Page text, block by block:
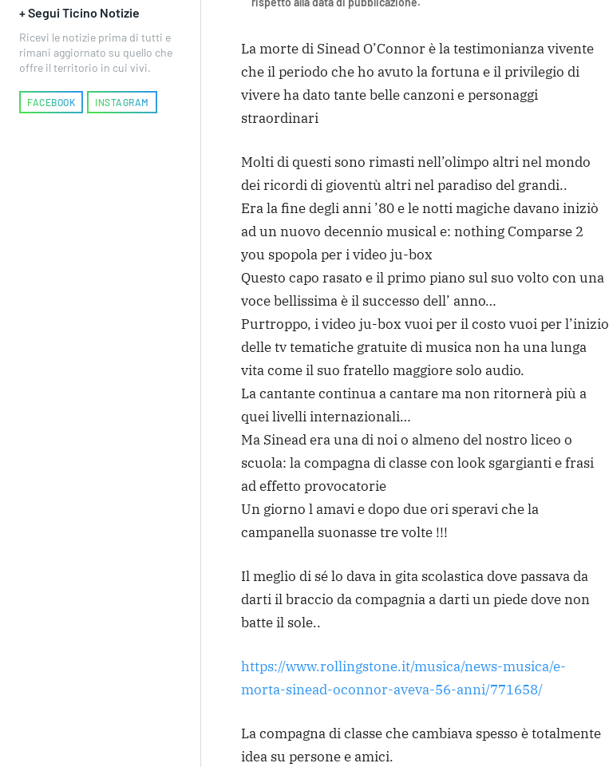
+ Segui Ticino Notizie
Ricevi le notizie prima di tutti e
rimani aggiornato su quello che
offre il territorio in cui vivi.
FACEBOOK INSTAGRAM
La morte di Sinead O’Connor è la testimonianza vivente
che il periodo che ho avuto la fortuna e il privilegio di
vivere ha dato tante belle canzoni e personaggi
straordinari
Molti di questi sono rimasti nell’olimpo altri nel mondo
dei ricordi di gioventù altri nel paradiso del grandi..
Era la fine degli anni ’80 e le notti magiche davano iniziò
ad un nuovo decennio musical e: nothing Comparse 2
you spopola per i video ju-box
Questo capo rasato e il primo piano sul suo volto con una
voce bellissima è il successo dell’ anno…
Purtroppo, i video ju-box vuoi per il costo vuoi per l’inizio
delle tv tematiche gratuite di musica non ha una lunga
vita come il suo fratello maggiore solo audio.
La cantante continua a cantare ma non ritornerà più a
quei livelli internazionali…
Ma Sinead era una di noi o almeno del nostro liceo o
scuola: la compagna di classe con look sgargianti e frasi
ad effetto provocatorie
Un giorno l amavi e dopo due ori speravi che la
campanella suonasse tre volte !!!
Il meglio di sé lo dava in gita scolastica dove passava da
darti il braccio da compagnia a darti un piede dove non
batte il sole..
https://www.rollingstone.it/musica/news-musica/e-
morta-sinead-oconnor-aveva-56-anni/771658/
La compagna di classe che cambiava spesso è totalmente
idea su persone e amici.